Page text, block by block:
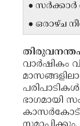
●
● ഒരാഴ്ച
വാർഷികം
ഭാഗമായി
കാസർകോട്